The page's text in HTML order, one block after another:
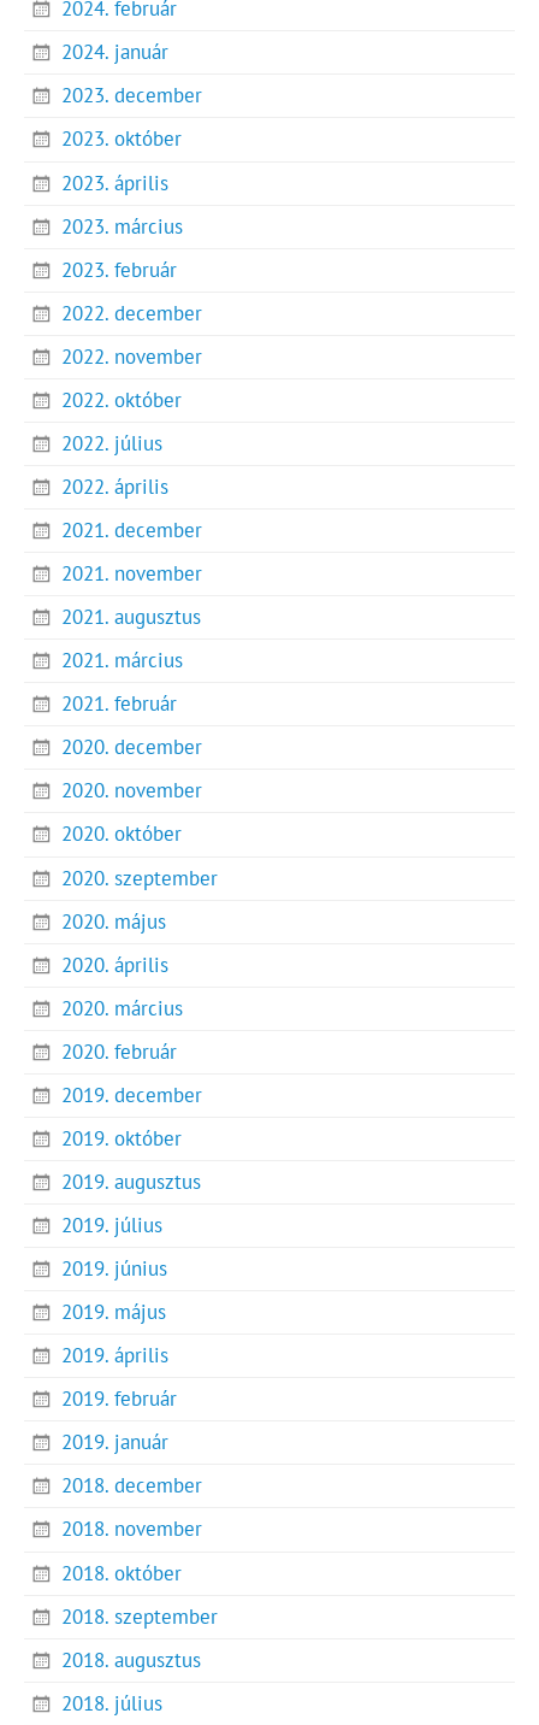
2024. február
2024. január
2023. december
2023. október
2023. április
2023. március
2023. február
2022. december
2022. november
2022. október
2022. július
2022. április
2021. december
2021. november
2021. augusztus
2021. március
2021. február
2020. december
2020. november
2020. október
2020. szeptember
2020. május
2020. április
2020. március
2020. február
2019. december
2019. október
2019. augusztus
2019. július
2019. június
2019. május
2019. április
2019. február
2019. január
2018. december
2018. november
2018. október
2018. szeptember
2018. augusztus
2018. július